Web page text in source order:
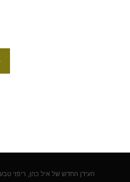
© העידן החדש של איל כהן, ריפוי